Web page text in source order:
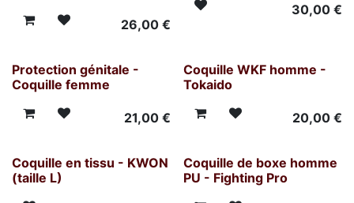
26,00€
30,00€
Protection génitale -
Coquille femme
21,00€
Coquille WKF homme -
Tokaido
20,00€
Coquille en tissu - KWON
(taille L)
Coquille de boxe homme
PU - Fighting Pro